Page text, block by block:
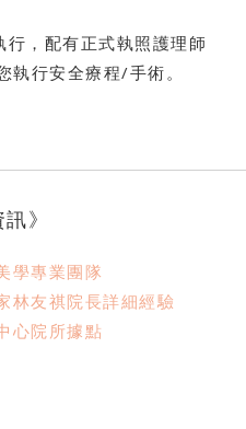
行，配有正式執照護理師
執行安全療程/手術。
》
學專業團隊
林友祺院長詳細經驗
心院所據點